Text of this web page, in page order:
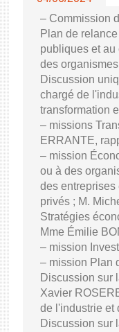
– Commission
Plan de
publiques et au
des
Discussion
chargé de
transformation
– missions
ERRANTE,
– mission
ou à des
des entreprises
privés ; M.
Stratégies
Mme Émilie
– mission
– mission Plan
Discussion sur
Xavier
de l'industrie et
Discussion sur